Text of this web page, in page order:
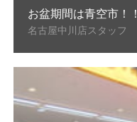
お盆期間は青空市！！
名古屋中川店スタッフ